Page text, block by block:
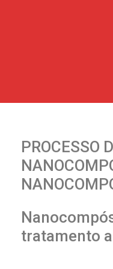
PROCESSO
tratamento